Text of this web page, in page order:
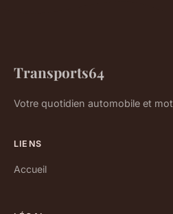
Transports64
Votre quotidien automobile et
LIENS
Accueil